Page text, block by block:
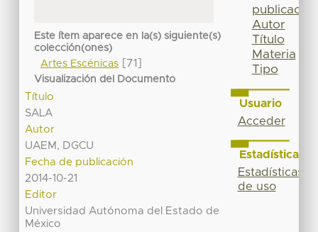
Este ítem aparece en la(s) siguiente(s)
colección(ones)
Artes Escénicas[71]
Visualización del Documento
Título
SALA
Autor
UAEM, DGCU
Fecha de publicación
2014-10-21
Editor
Universidad Autónoma del Estado de
México
publicación
Autor
Título
Materia
Tipo
Usuario
Acceder
Estadísticas
Estadísticas
de uso